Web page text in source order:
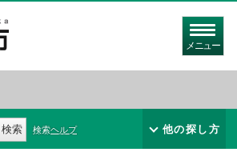
メニュー
検索 検索ヘルプ 他の探し方